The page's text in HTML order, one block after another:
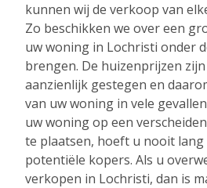
kunnen wij de verkoop van
Zo beschikken we over een
uw woning in Lochristi onder
brengen. De huizenprijzen
aanzienlijk gestegen en
van uw woning in vele
uw woning op een
te plaatsen, hoeft u nooit lang
potentiële kopers. Als u
verkopen in Lochristi, dan is